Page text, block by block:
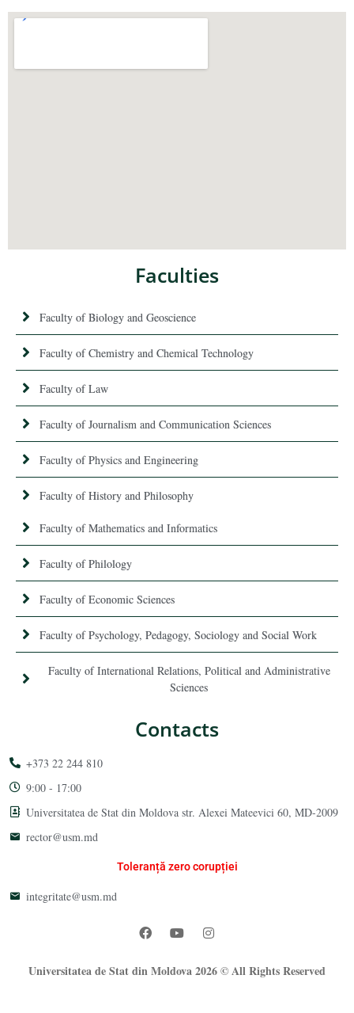
Faculties
Faculty of Biology and Geoscience
Faculty of Chemistry and Chemical Technology
Faculty of Law
Faculty of Journalism and Communication Sciences
Faculty of Physics and Engineering
Faculty of History and Philosophy
Faculty of Mathematics and Informatics
Faculty of Philology
Faculty of Economic Sciences
Faculty of Psychology, Pedagogy, Sociology and Social Work
Faculty of International Relations, Political and Administrative
Sciences
Contacts
+373 22 244 810
9:00 - 17:00
Universitatea de Stat din Moldova str. Alexei Mateevici 60, MD-2009
rector@usm.md
Toleranță zero corupției
integritate@usm.md
Universitatea de Stat din Moldova 2026 © All Rights Reserved